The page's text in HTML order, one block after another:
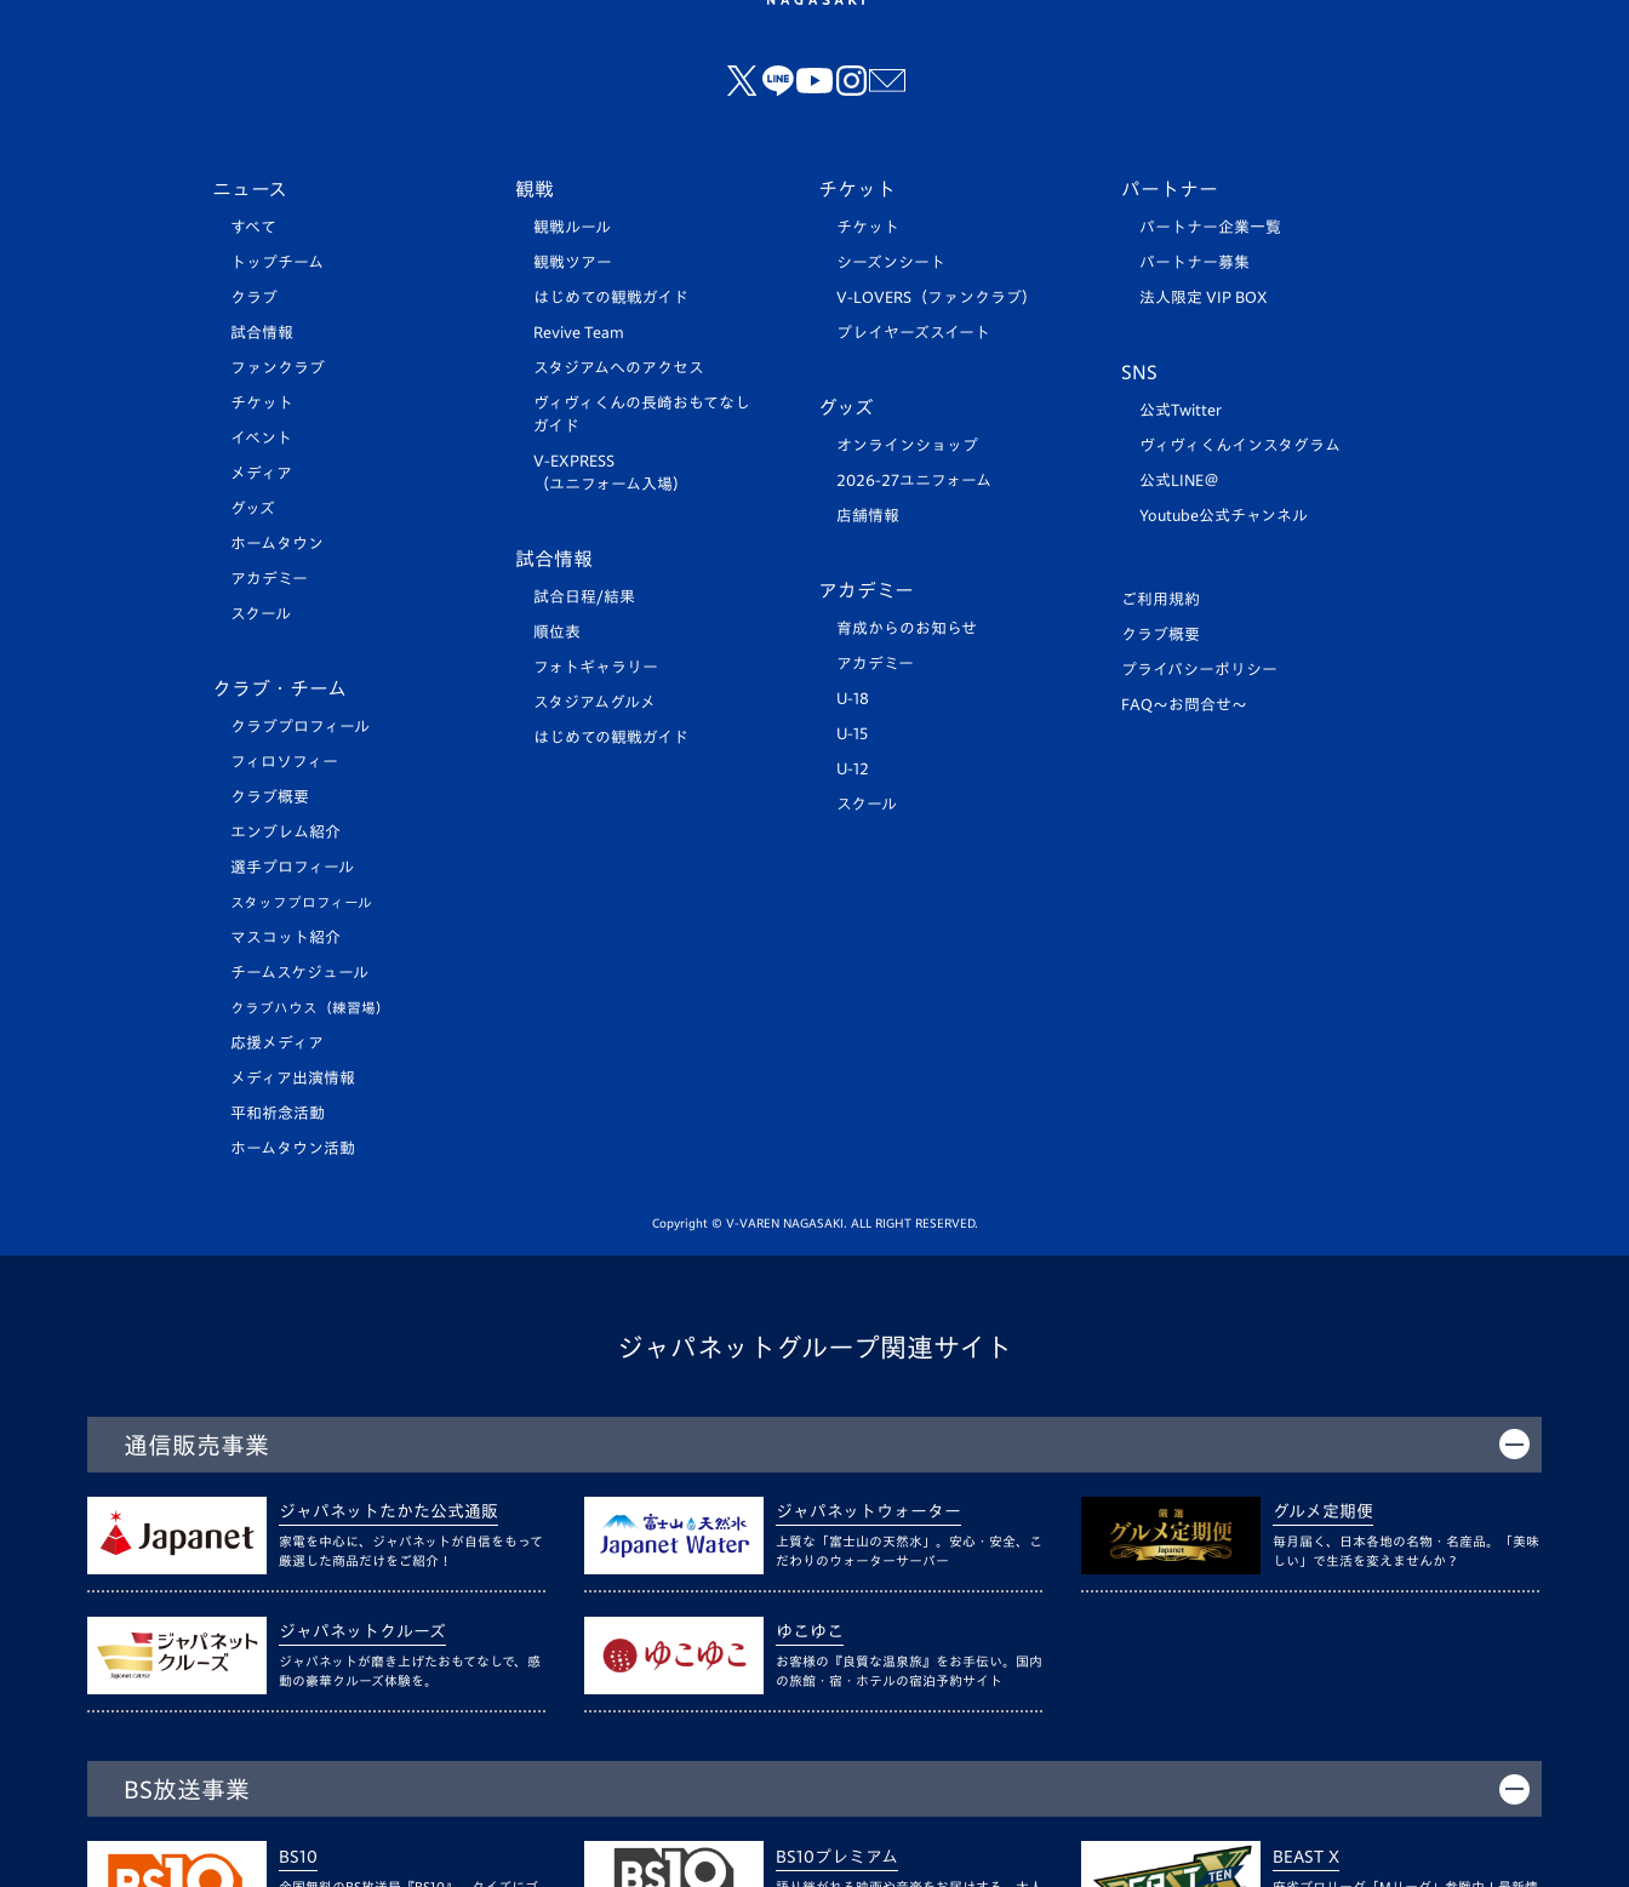
ニュース
すべて
トップチーム
クラブ
試合情報
ファンクラブ
チケット
イベント
メディア
グッズ
ホームタウン
アカデミー
スクール
クラブ・チーム
クラブプロフィール
フィロソフィー
クラブ概要
エンブレム紹介
選手プロフィール
スタッフプロフィール
マスコット紹介
チームスケジュール
クラブハウス（練習場）
応援メディア
メディア出演情報
平和祈念活動
ホームタウン活動
観戦
観戦ルール
観戦ツアー
はじめての観戦ガイド
Revive Team
スタジアムへのアクセス
ヴィヴィくんの長崎おもてなし
ガイド
V-EXPRESS
（ユニフォーム入場）
試合情報
試合日程/結果
順位表
フォトギャラリー
スタジアムグルメ
はじめての観戦ガイド
チケット
チケット
シーズンシート
V-LOVERS（ファンクラブ）
プレイヤーズスイート
グッズ
オンラインショップ
2026-27ユニフォーム
店舗情報
アカデミー
育成からのお知らせ
アカデミー
U-18
U-15
U-12
スクール
パートナー
パートナー企業一覧
パートナー募集
法人限定 VIP BOX
SNS
公式Twitter
ヴィヴィくんインスタグラム
公式LINE＠
Youtube公式チャンネル
ご利用規約
クラブ概要
プライバシーポリシー
FAQ〜お問合せ〜
Copyright © V-VAREN NAGASAKI. ALL RIGHT RESERVED.
ジャパネットグループ関連サイト
通信販売事業
ジャパネットたかた公式通販
家電を中心に、ジャパネットが自信をもって
厳選した商品だけをご紹介！
ジャパネットウォーター
上質な「富士山の天然水」。安心・安全、こ
だわりのウォーターサーバー
グルメ定期便
毎月届く、日本各地の名物・名産品。「美味
しい」で生活を変えませんか？
ジャパネットクルーズ
ジャパネットが磨き上げたおもてなしで、感
動の豪華クルーズ体験を。
ゆこゆこ
お客様の『良質な温泉旅』をお手伝い。国内
の旅館・宿・ホテルの宿泊予約サイト
BS放送事業
BS10 BS10プレミアム BEAST X